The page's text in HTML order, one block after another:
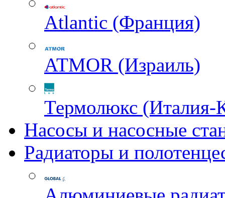
Atlantic (Франция)
ATMOR (Израиль)
Термолюкс (Италия-
Насосы и насосные
Радиаторы и